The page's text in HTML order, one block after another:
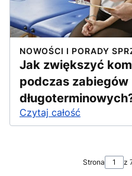
NOWOŚCI I PORADY
Jak zwiększyć
podczas zabiegów
Czytaj całość
Strona z